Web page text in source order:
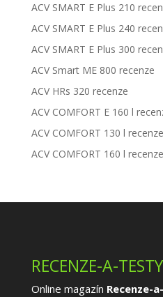
ACV SMART E Plus 210
ACV SMART E Plus 240
ACV SMART E Plus 300
ACV Smart ME 800 recenze
ACV HRs 320 recenze
ACV COMFORT E 160 l
ACV COMFORT 130 l recenze
ACV COMFORT 160 l recenze
RECENZE-A-
Online magazín Recenze-